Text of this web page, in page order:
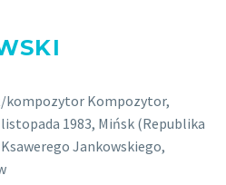
kompozytor Kompozytor,
1983, Mińsk (Republika
Jankowskiego,